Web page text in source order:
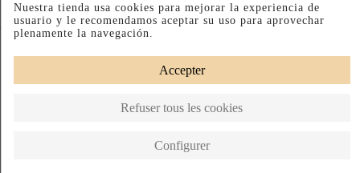
Complete your look
Nuestra tienda usa cookies para mejorar la experiencia de
usuario y le recomendamos aceptar su uso para aprovechar
plenamente la navegación.
Accepter
Refuser tous les cookies
Configurer